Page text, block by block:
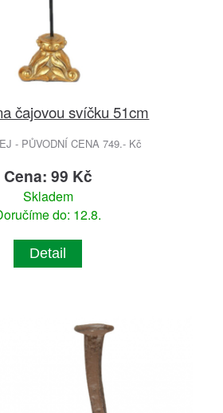
čajovou svíčku 51cm
- PŮVODNÍ CENA 749.- Kč
Cena: 99 Kč
Skladem
do: 12.8.
Detail